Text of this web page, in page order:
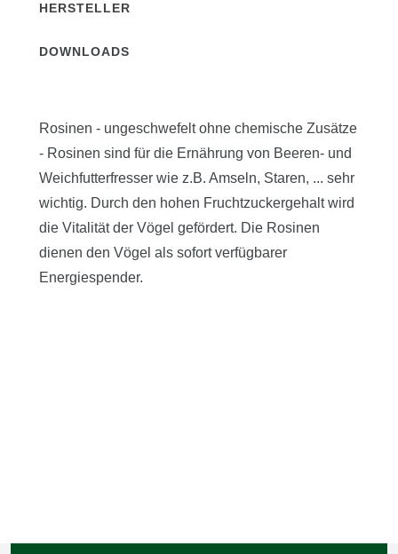
HERSTELLER
DOWNLOADS
Rosinen - ungeschwefelt ohne chemische Zusätze
- Rosinen sind für die Ernährung von Beeren- und
Weichfutterfresser wie z.B. Amseln, Staren, ... sehr
wichtig. Durch den hohen Fruchtzuckergehalt wird
die Vitalität der Vögel gefördert. Die Rosinen
dienen den Vögel als sofort verfügbarer
Energiespender.